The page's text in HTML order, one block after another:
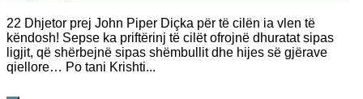
22 Dhjetor prej John Piper Diçka për të cilën ia vlen të
këndosh! Sepse ka priftërinj të cilët ofrojnë dhuratat sipas
ligjit, që shërbejnë sipas shëmbullit dhe hijes së gjërave
qiellore… Po tani Krishti...